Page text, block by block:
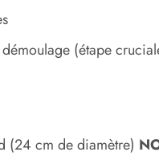
démoulage (étape
(24 cm de diamètre)